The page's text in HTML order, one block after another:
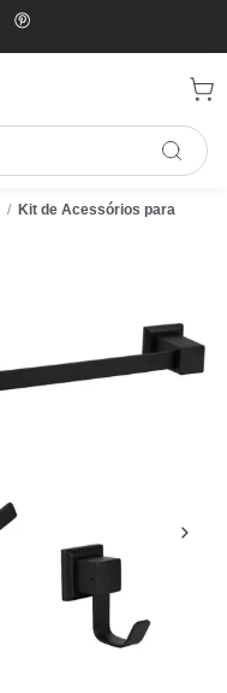
/ Kit de Acessórios para